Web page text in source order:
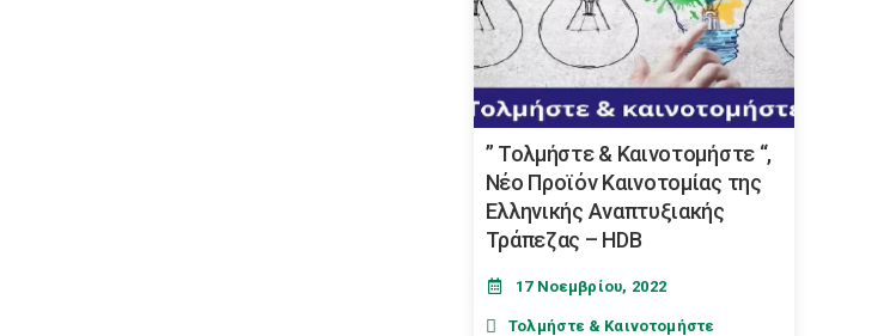
” Τολμήστε & Καινοτομήστε “,
Νέο Προϊόν Καινοτομίας της
Ελληνικής Αναπτυξιακής
Τράπεζας – HDB
17 Νοεμβρίου, 2022
Τολμήστε & Καινοτομήστε